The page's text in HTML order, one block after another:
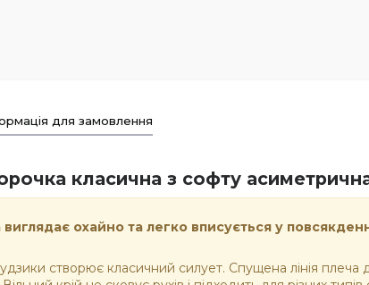
для замовлення
класична з софту
охайно та легко вписується у
створює класичний силует. Спущена лінія